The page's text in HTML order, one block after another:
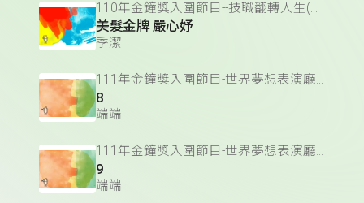
110年金鐘獎入圍節目--技職翻轉人生(單元節目獎)
美髮金牌 嚴心妤
季潔
111年金鐘獎入圍節目-世界夢想表演廳(藝術文化節目&主持人獎)
8
端端
111年金鐘獎入圍節目-世界夢想表演廳(藝術文化節目&主持人獎)
9
端端